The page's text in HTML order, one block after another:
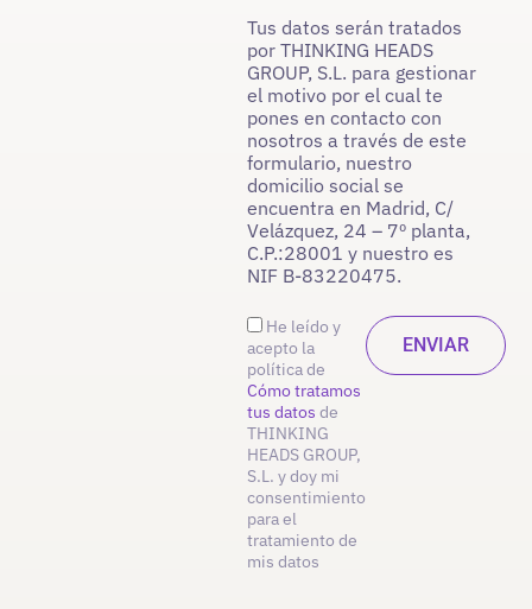
Tus datos serán tratados
por THINKING HEADS
GROUP, S.L. para gestionar
el motivo por el cual te
pones en contacto con
nosotros a través de este
formulario, nuestro
domicilio social se
encuentra en Madrid, C/
Velázquez, 24 – 7º planta,
C.P.:28001 y nuestro es
NIF B-83220475.
He leído y
acepto la
política de
Cómo tratamos
tus datos de
THINKING
HEADS GROUP,
S.L. y doy mi
consentimiento
para el
tratamiento de
mis datos